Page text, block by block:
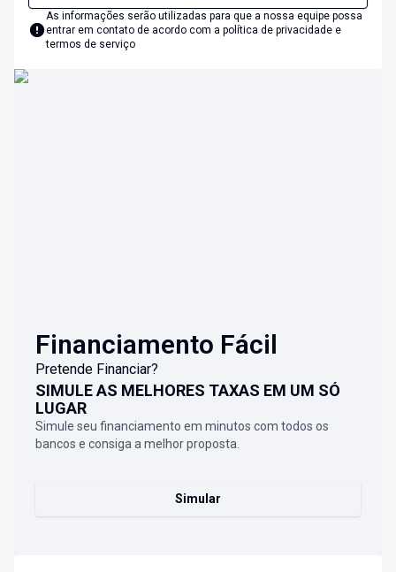
As informações serão utilizadas para que a nossa equipe possa
entrar em contato de acordo com a política de privacidade e
termos de serviço
Financiamento Fácil
Pretende Financiar?
SIMULE AS MELHORES TAXAS EM UM SÓ
LUGAR
Simule seu financiamento em minutos com todos os
bancos e consiga a melhor proposta.
Simular